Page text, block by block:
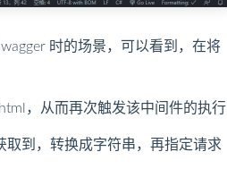
时的场景，可以看到，在将
，从而再次触发该中间件的执行
取到，转换成字符串，再指定请求